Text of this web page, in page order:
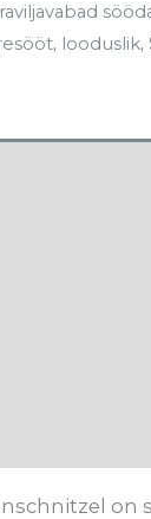
, looduslik,
on